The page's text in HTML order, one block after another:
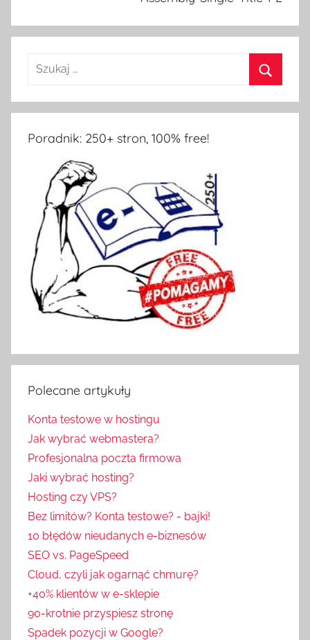
Poradnik: 250+ stron, 100% free!
Polecane artykuły
Konta testowe w hostingu
Jak wybrać webmastera?
Profesjonalna poczta firmowa
Jaki wybrać hosting?
Hosting czy VPS?
Bez limitów? Konta testowe? - bajki!
10 błędów nieudanych e-biznesów
SEO vs. PageSpeed
Cloud, czyli jak ogarnąć chmurę?
+40% klientów w e-sklepie
90-krotnie przyspiesz stronę
Spadek pozycji w Google?